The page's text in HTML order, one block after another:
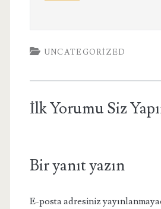
UNCATEGORIZED
İlk Yorumu Siz
Bir yanıt yazın
E-posta adresiniz